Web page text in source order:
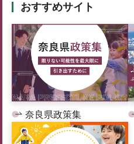
おすすめサイト
奈良県政策集